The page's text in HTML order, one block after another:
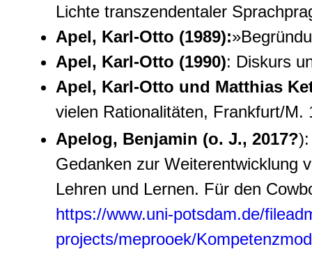
Lichte transzendentaler
Apel, Karl-Otto (1989):
Apel, Karl-Otto (1990): Diskurs
Apel, Karl-Otto und Matthias
vielen Rationalitäten, Frankfurt/M.
Apelog, Benjamin (o. J., 2017?
Gedanken zur Weiterentwicklung
Lehren und Lernen. Für den
https://www.uni-potsdam.de/
projects/meprooek/